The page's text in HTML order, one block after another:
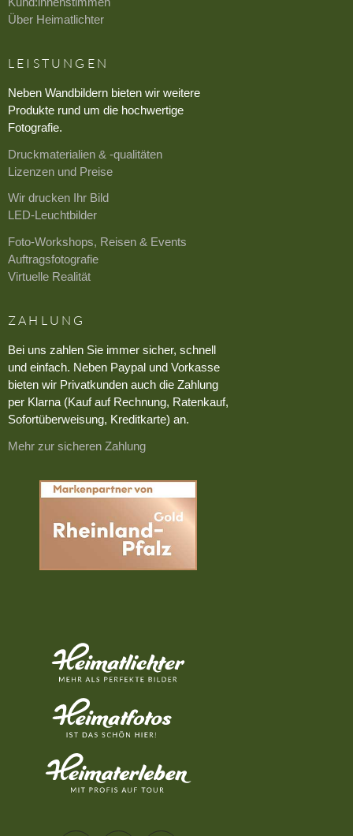
Über Heimatlichter
LEISTUNGEN
Neben Wandbildern bieten wir weitere
Produkte rund um die hochwertige
Fotografie.
Druckmaterialien & -qualitäten
Lizenzen und Preise
Wir drucken Ihr Bild
LED-Leuchtbilder
Foto-Workshops, Reisen & Events
Auftragsfotografie
Virtuelle Realität
ZAHLUNG
Bei uns zahlen Sie immer sicher, schnell
und einfach. Neben Paypal und Vorkasse
bieten wir Privatkunden auch die Zahlung
per Klarna (Kauf auf Rechnung, Ratenkauf,
Sofortüberweisung, Kreditkarte) an.
Mehr zur sicheren Zahlung